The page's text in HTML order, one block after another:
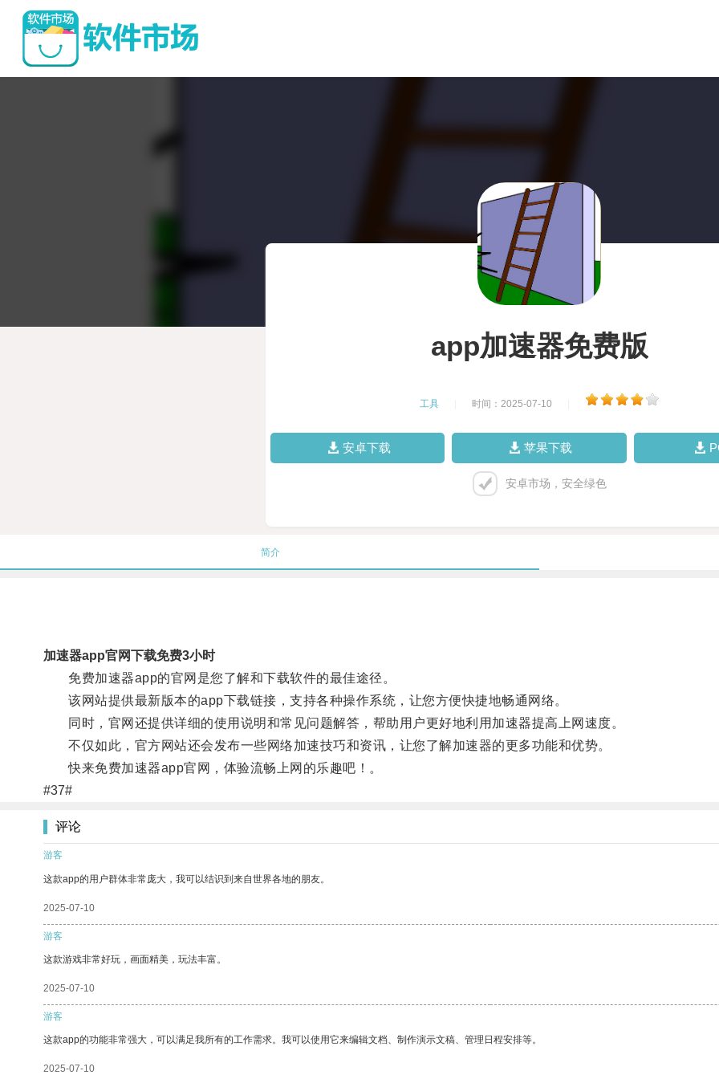
app加速器免费版
工具 时间：2025-07-10
安卓下载 苹果下载
安卓市场，安全绿色
简介
加速器app官网下载免费3小时
免费加速器app的官网是您了解和下载软件的最佳途径。
该网站提供最新版本的app下载链接，支持各种操作系统，让您方便快捷地畅通网络。
同时，官网还提供详细的使用说明和常见问题解答，帮助用户更好地利用加速器提高上网速度。
不仅如此，官方网站还会发布一些网络加速技巧和资讯，让您了解加速器的更多功能和优势。
快来免费加速器app官网，体验流畅上网的乐趣吧！。
#37#
评论
游客
这款app的用户群体非常庞大，我可以结识到来自世界各地的朋友。
2025-07-10
游客
这款游戏非常好玩，画面精美，玩法丰富。
2025-07-10
游客
这款app的功能非常强大，可以满足我所有的工作需求。我可以使用它来编辑文档、制作演示文稿、管理日程安排等。
2025-07-10